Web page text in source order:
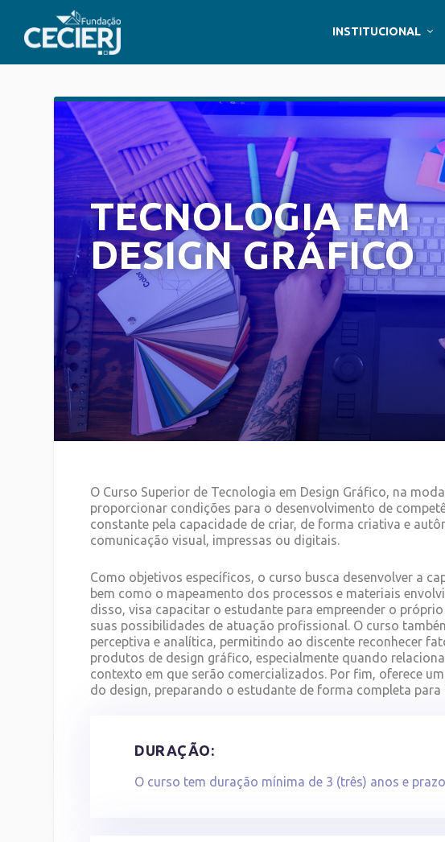
INSTITUCIONAL
TECNOLOGIA EM
DESIGN GRÁFICO
O Curso Superior de Tecnologia em Design Gráfico, na
proporcionar condições para o desenvolvimento de
constante pela capacidade de criar, de forma criativa e
comunicação visual, impressas ou digitais.
Como objetivos específicos, o curso busca desenvolver a
bem como o mapeamento dos processos e materiais
disso, visa capacitar o estudante para empreender o
suas possibilidades de atuação profissional. O curso
perceptiva e analítica, permitindo ao discente reconhecer
produtos de design gráfico, especialmente quando
contexto em que serão comercializados. Por fim, oferece
do design, preparando o estudante de forma completa
DURAÇÃO:
O curso tem duração mínima de 3 (três) anos e